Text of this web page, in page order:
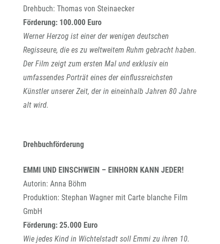
Drehbuch: Thomas von Steinaecker
Förderung: 100.000 Euro
Werner Herzog ist einer der wenigen deutschen
Regisseure, die es zu weltweitem Ruhm gebracht haben.
Der Film zeigt zum ersten Mal und exklusiv ein
umfassendes Porträt eines der einflussreichsten
Künstler unserer Zeit, der in eineinhalb Jahren 80 Jahre
alt wird.
Drehbuchförderung
EMMI UND EINSCHWEIN – EINHORN KANN JEDER!
Autorin: Anna Böhm
Produktion: Stephan Wagner mit Carte blanche Film
GmbH
Förderung: 25.000 Euro
Wie jedes Kind in Wichtelstadt soll Emmi zu ihren 10.